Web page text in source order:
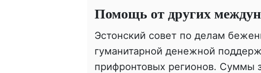
Помощь от других
Эстонский совет по делам
гуманитарной денежной
прифронтовых регионов. Суммы